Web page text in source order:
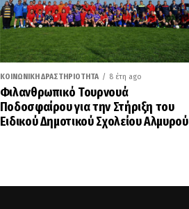
ΚΟΙΝΩΝΙΚΉ ΔΡΑΣΤΗΡΙΌΤΗΤΑ 8 έτη ago
Φιλανθρωπικό Τουρνουά
Ποδοσφαίρου για την Στήριξη του
Ειδικού Δημοτικού Σχολείου Αλμυρού